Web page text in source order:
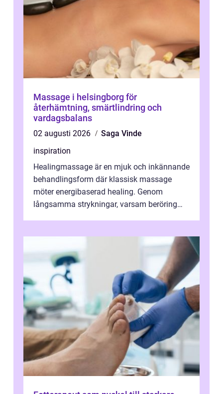
Massage i helsingborg för
återhämtning, smärtlindring och
vardagsbalans
02 augusti 2026
Saga Vinde
inspiration
Healingmassage är en mjuk och inkännande
behandlingsform där klassisk massage
möter energibaserad healing. Genom
långsamma strykningar, varsam beröring